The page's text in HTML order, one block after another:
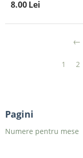
8.00Lei
1 2
Pagini
Numere pentru mese